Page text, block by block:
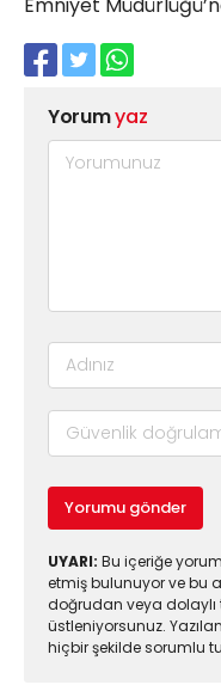
Yorumyaz
Yorumu gönder
UYARI: Bu içeriğe
etmiş bulunuyor ve bu
doğrudan veya dolaylı
üstleniyorsunuz.
hiçbir şekilde sorumlu